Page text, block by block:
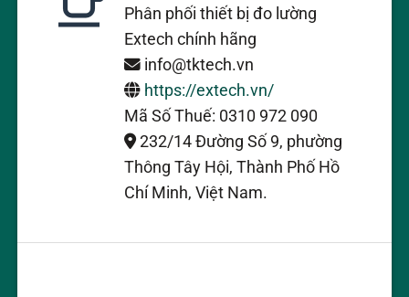
Phân phối thiết bị đo lường
Extech chính hãng
info@tktech.vn
https://extech.vn/
Mã Số Thuế: 0310 972 090
232/14 Đường Số 9, phường
Thông Tây Hội, Thành Phố Hồ
Chí Minh, Việt Nam.